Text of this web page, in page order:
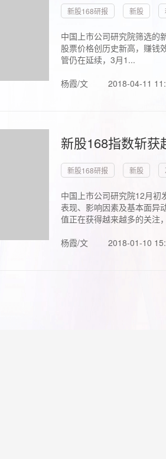
新股168研报 新股
中国上市公司研究院筛选的
股票价格创历史新高，赚钱
管仍在延续，3月1...
杨霞/文
2018-04-11
新股168指数斩
新股168研报 新股
中国上市公司研究院12月初
表现、影响因素及基本面异
值正在获得越来越多的关注
杨霞/文
2018-01-10